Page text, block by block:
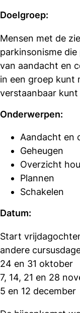
Doelgroep:
Mensen met de
parkinsonisme
van aandacht en
in een groep kunt
verstaanbaar
Onderwerpen:
Aandacht en
Geheugen
Overzicht
Plannen
Schakelen
Datum:
Start
andere
24 en 31 oktober
7, 14, 21 en 28
5 en 12 december